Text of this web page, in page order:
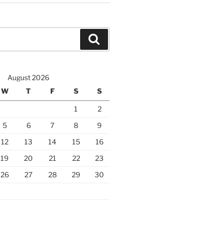
August 2026
W T F S S
1
2
5 6 7 8
9
12 13 14 15
16
19 20 21 22
23
26 27 28 29
30